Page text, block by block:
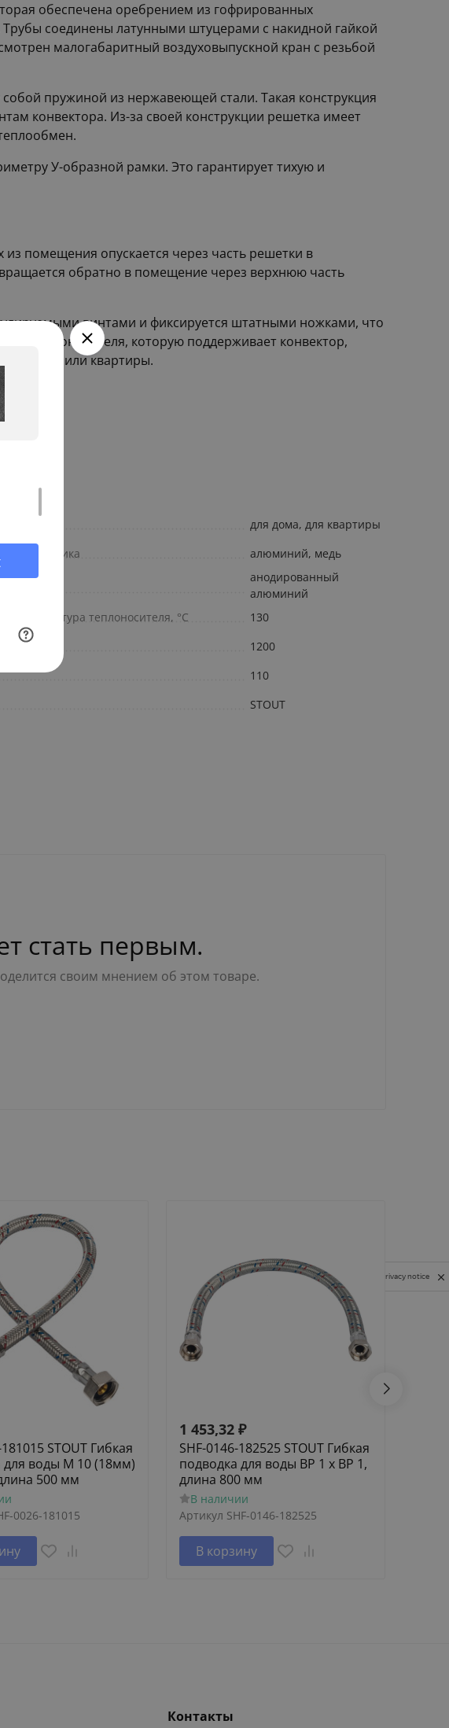
обеспечена оребрением из гофрированных
соединены латунными штуцерами с накидной гайкой
малогабаритный воздуховыпускной кран с резьбой
пружиной из нержавеющей стали. Такая конструкция
конвектора. Из-за своей конструкции решетка имеет
У-образной рамки. Это гарантирует тихую и
из помещения опускается через часть решетки в
обратно в помещение через верхнюю часть
винтами и фиксируется штатными ножками, что
теплоносителя, которую поддерживает конвектор,
дома или квартиры.
для дома, для квартиры
алюминий, медь
анодированный
алюминий
температура теплоносителя, °С
130
1200
110
STOUT
стать первым.
своим мнением об этом товаре.
STOUT Гибкая
для воды M 10 (18мм)
500 мм
0026-181015
1 453,32 ₽
SHF-0146-182525 STOUT Гибкая
подводка для воды ВР 1 х ВР 1,
длина 800 мм
В наличии
Артикул SHF-0146-182525
В корзину
Контакты
Privacy notice